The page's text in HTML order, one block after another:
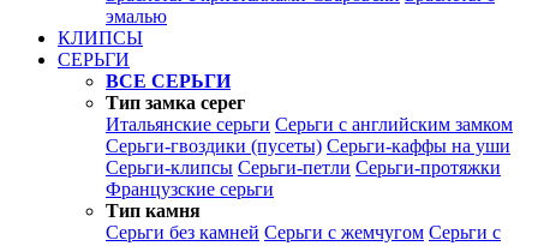
эмалью
КЛИПСЫ
СЕРЬГИ
ВСЕ СЕРЬГИ
Тип замка серег
Итальянские серьги Серьги с английским замком
Серьги-гвоздики (пусеты) Серьги-каффы на уши
Серьги-клипсы Серьги-петли Серьги-протяжки
Французские серьги
Тип камня
Серьги без камней Серьги с жемчугом Серьги с